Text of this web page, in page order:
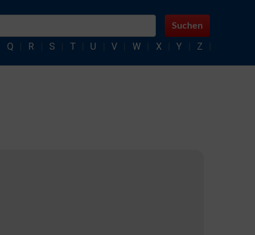
Suchen
Q R S T U V W X Y Z